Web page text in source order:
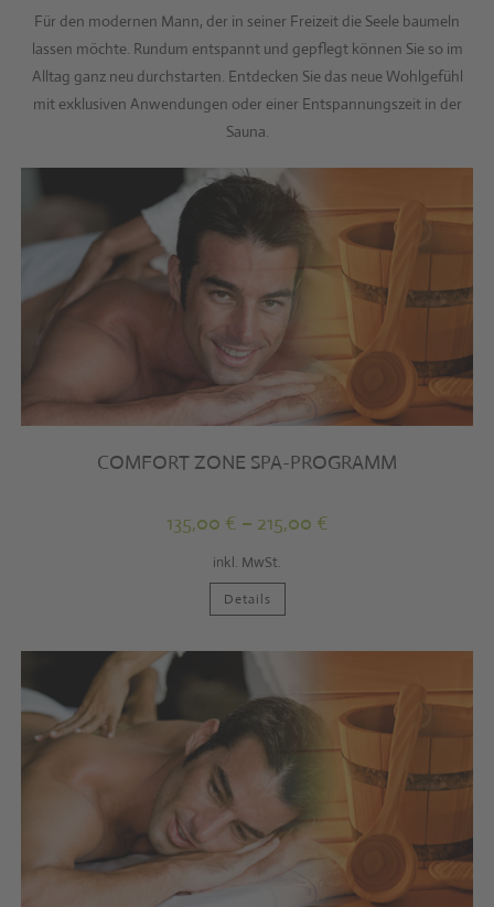
Für den modernen Mann, der in seiner Freizeit die Seele baumeln
lassen möchte. Rundum entspannt und gepflegt können Sie so im
Alltag ganz neu durchstarten. Entdecken Sie das neue Wohlgefühl
mit exklusiven Anwendungen oder einer Entspannungszeit in der
Sauna.
COMFORT ZONE SPA-PROGRAMM
135,00 € – 215,00 €
inkl. MwSt.
Details Dieses
weist
Varianten
Optionen
können
Produktseite
gewählt